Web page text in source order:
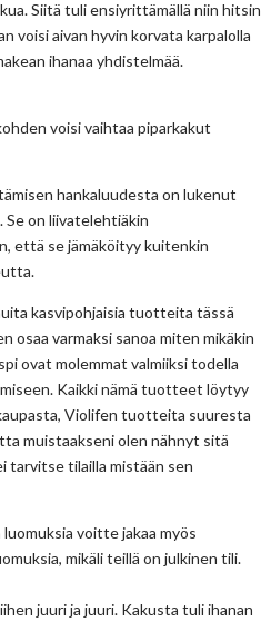
Siitä tuli ensiyrittämällä niin hitsin
voisi aivan hyvin korvata karpalolla
ihanaa yhdistelmää.
voisi vaihtaa piparkakut
hankaluudesta on lukenut
Se on liivatelehtiäkin
että se jämäköityy kuitenkin
kasvipohjaisia tuotteita tässä
osaa varmaksi sanoa miten mikäkin
ovat molemmat valmiiksi todella
Kaikki nämä tuotteet löytyy
Violifen tuotteita suuresta
muistaakseni olen nähnyt sitä
tarvitse tilailla mistään sen
voitte jakaa myös
mikäli teillä on julkinen tili.
juuri ja juuri. Kakusta tuli ihanan